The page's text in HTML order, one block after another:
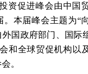
资促进峰会由中国
。本届峰会主题为
外国政府部门、国际
和全球贸促机构以
。